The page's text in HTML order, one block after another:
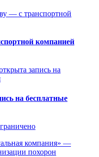
компанией
на бесплатные